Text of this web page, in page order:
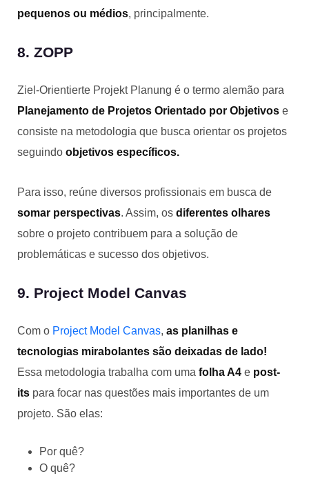
pequenos ou médios, principalmente.
8. ZOPP
Ziel-Orientierte Projekt Planung é o termo alemão para
Planejamento de Projetos Orientado por Objetivos e
consiste na metodologia que busca orientar os projetos
seguindo objetivos específicos.
Para isso, reúne diversos profissionais em busca de
somar perspectivas. Assim, os diferentes olhares
sobre o projeto contribuem para a solução de
problemáticas e sucesso dos objetivos.
9. Project Model Canvas
Com o Project Model Canvas, as planilhas e
tecnologias mirabolantes são deixadas de lado!
Essa metodologia trabalha com uma folha A4 e post-
its para focar nas questões mais importantes de um
projeto. São elas:
Por quê?
O quê?